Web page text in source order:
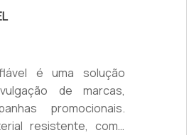
é uma solução
de marcas,
promocionais.
resistente, como